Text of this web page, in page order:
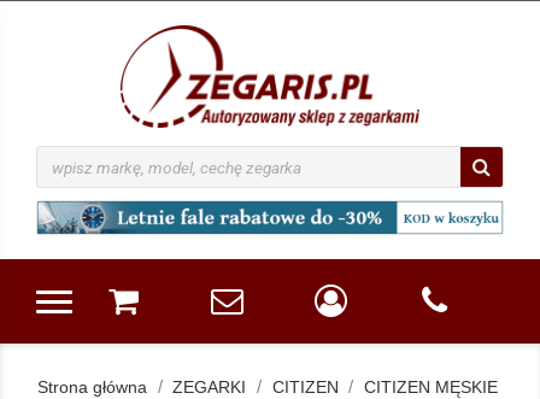
Strona główna ZEGARKI CITIZEN
CITIZEN MĘSKIE